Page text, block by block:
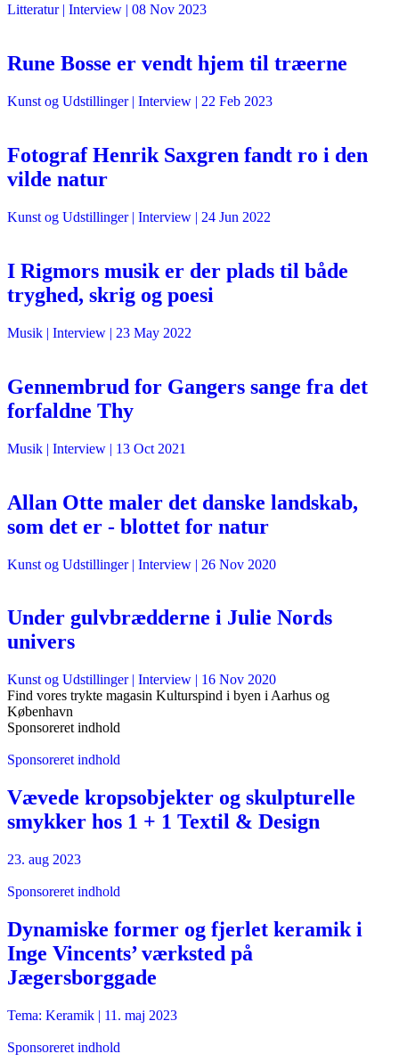
Litteratur| Interview | 08 Nov 2023
Rune Bosse er vendt hjem til træerne
Kunst og Udstillinger| Interview | 22 Feb 2023
Fotograf Henrik Saxgren fandt ro i den
vilde natur
Kunst og Udstillinger| Interview | 24 Jun 2022
I Rigmors musik er der plads til både
tryghed, skrig og poesi
Musik | Interview | 23 May 2022
Gennembrud for Gangers sange fra det
forfaldne Thy
Musik | Interview | 13 Oct 2021
Allan Otte maler det danske landskab,
som det er - blottet for natur
Kunst og Udstillinger| Interview | 26 Nov 2020
Under gulvbrædderne i Julie Nords
univers
Kunst og Udstillinger| Interview | 16 Nov 2020
Find vores trykte magasin Kulturspind i byen i Aarhus og
København
Sponsoreret indhold
Sponsoreret indhold
Vævede kropsobjekter og skulpturelle
smykker hos 1 + 1 Textil & Design
23. aug 2023
Sponsoreret indhold
Dynamiske former og fjerlet keramik i
Inge Vincents’ værksted på
Jægersborggade
Tema: Keramik | 11. maj 2023
Sponsoreret indhold